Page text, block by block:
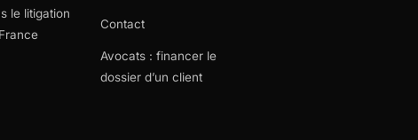
le litigation
Contact
Avocats : financer le
dossier d’un client